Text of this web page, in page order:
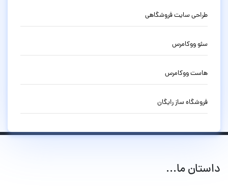
طراحی سایت فروشگاهی
سئو ووکامرس
هاست ووکامرس
فروشگاه ساز رایگان
داستان ما...